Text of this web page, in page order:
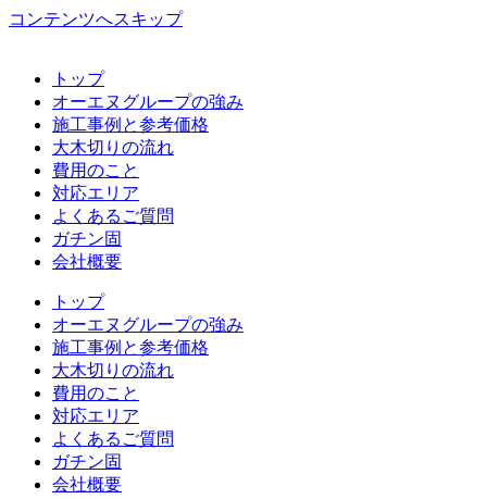
コンテンツへスキップ
トップ
オーエヌグループの強み
施工事例と参考価格
大木切りの流れ
費用のこと
対応エリア
よくあるご質問
ガチン固
会社概要
トップ
オーエヌグループの強み
施工事例と参考価格
大木切りの流れ
費用のこと
対応エリア
よくあるご質問
ガチン固
会社概要